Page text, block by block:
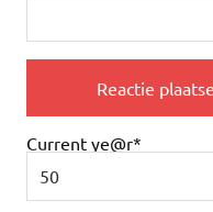
Current ye@r*